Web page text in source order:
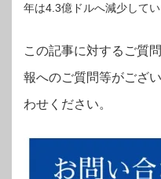
年は4.3億ドルへ減少してい
この記事に対するご質
報へのご質問等がござ
わせください。